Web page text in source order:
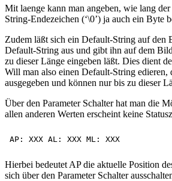
Mit laenge kann man angeben, wie lang
String-Endezeichen (‘\0’) ja auch ein
Zudem läßt sich ein Default-String auf den
Default-String aus und gibt ihn auf dem
zu dieser Länge eingeben läßt. Dies dient
Will man also einen Default-String edieren,
ausgegeben und können nur bis zu dieser
Über den Parameter Schalter hat man die
allen anderen Werten erscheint keine
Hierbei bedeutet AP die aktuelle Position
sich über den Parameter Schalter